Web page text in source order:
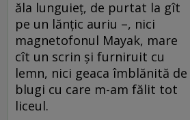
ăla lunguieț, de purtat la gît
pe un lănțic auriu –, nici
magnetofonul Mayak, mare
cît un scrin și furniruit cu
lemn, nici geaca îmblănită de
blugi cu care m-am fălit tot
liceul.